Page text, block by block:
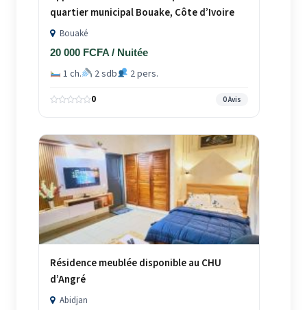
quartier municipal Bouake, Côte d’Ivoire
Bouaké
20 000 FCFA / Nuitée
1 ch. 2 sdb 2 pers.
0 0 Avis
Résidence meublée disponible au CHU
d’Angré
Abidjan